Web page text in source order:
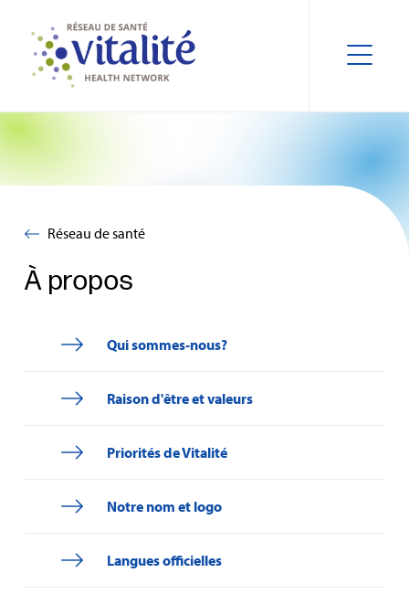
Réseau de santé
À propos
Qui sommes‑nous?
Raison d'être et valeurs
Priorités de Vitalité
Notre nom et logo
Langues officielles